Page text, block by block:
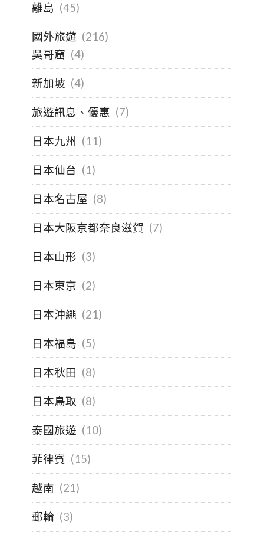
離島 (45)
國外旅遊 (216)
吳哥窟 (4)
新加坡 (4)
旅遊訊息、優惠 (7)
日本九州 (11)
日本仙台 (1)
日本名古屋 (8)
日本大阪京都奈良滋賀 (7)
日本山形 (3)
日本東京 (2)
日本沖繩 (21)
日本福島 (5)
日本秋田 (8)
日本鳥取 (8)
泰國旅遊 (10)
菲律賓 (15)
越南 (21)
郵輪 (3)